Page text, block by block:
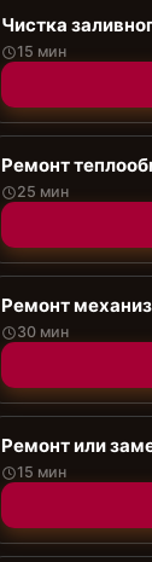
Чистка
15 мин
Ремонт
25 мин
Ремонт
30 мин
Ремонт или
15 мин